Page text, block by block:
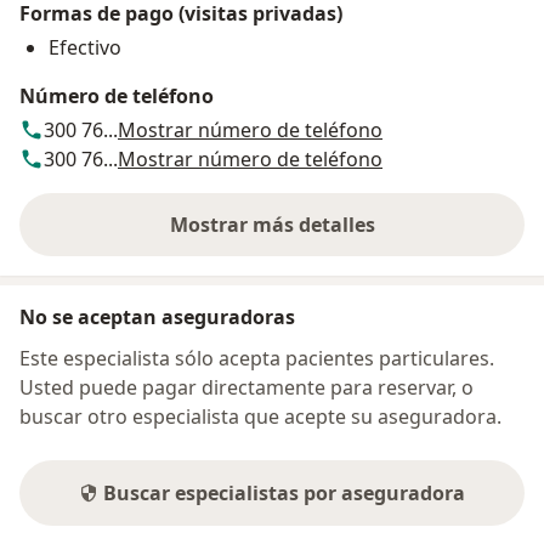
Formas de pago (visitas privadas)
Efectivo
Número de teléfono
300 76...Mostrar número de teléfono
300 76...Mostrar número de teléfono
Mostrar más detalles
sobre la dirección
No se aceptan aseguradoras
Este especialista sólo acepta pacientes particulares.
Usted puede pagar directamente para reservar, o
buscar otro especialista que acepte su aseguradora.
Buscar especialistas por aseguradora